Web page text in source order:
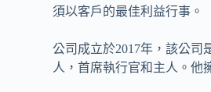
須以客戶的最佳利益行事。
公司成立於2017年，該公司
人，首席執行官和主人。他